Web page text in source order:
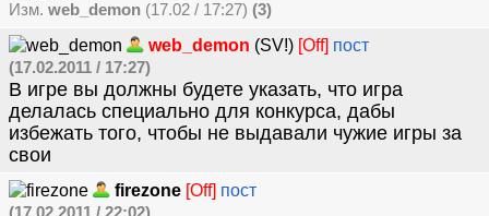
Изм. web_demon (17.02 / 17:27) (3)
web_demon (SV!) [Off] пост
(17.02.2011 / 17:27)
В игре вы должны будете указать, что игра
делалась специально для конкурса, дабы
избежать того, чтобы не выдавали чужие игры за
свои
firezone [Off] пост